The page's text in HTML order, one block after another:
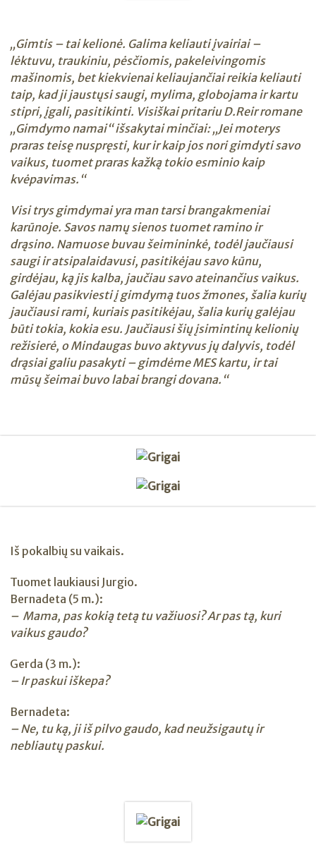
„Gimtis – tai kelionė. Galima keliauti įvairiai –
lėktuvu, traukiniu, pėsčiomis, pakeleivingomis
mašinomis, bet kiekvienai keliaujančiai reikia keliauti
taip, kad ji jaustųsi saugi, mylima, globojama ir kartu
stipri, įgali, pasitikinti. Visiškai pritariu D.Reir romane
„Gimdymo namai“ išsakytai minčiai: „Jei moterys
praras teisę nuspręsti, kur ir kaip jos nori gimdyti savo
vaikus, tuomet praras kažką tokio esminio kaip
kvėpavimas.“
Visi trys gimdymai yra man tarsi brangakmeniai
karūnoje. Savos namų sienos tuomet ramino ir
drąsino. Namuose buvau šeimininkė, todėl jaučiausi
saugi ir atsipalaidavusi, pasitikėjau savo kūnu,
girdėjau, ką jis kalba, jaučiau savo ateinančius vaikus.
Galėjau pasikviesti į gimdymą tuos žmones, šalia kurių
jaučiausi rami, kuriais pasitikėjau, šalia kurių galėjau
būti tokia, kokia esu. Jaučiausi šių įsimintinų kelionių
režisierė, o Mindaugas buvo aktyvus jų dalyvis, todėl
drąsiai galiu pasakyti – gimdėme MES kartu, ir tai
mūsų šeimai buvo labai brangi dovana.“
Iš pokalbių su vaikais.
Tuomet laukiausi Jurgio.
Bernadeta (5 m.):
– Mama, pas kokią tetą tu važiuosi? Ar pas tą, kuri
vaikus gaudo?
Gerda (3 m.):
– Ir paskui iškepa?
Bernadeta:
– Ne, tu ką, ji iš pilvo gaudo, kad neužsigautų ir
nebliautų paskui.